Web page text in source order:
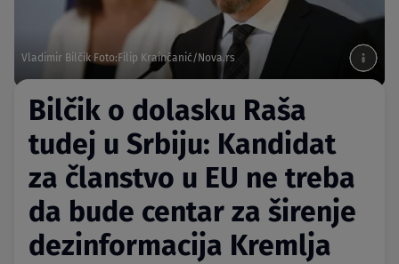
Vladimir Bilčik Foto:Filip Krainčanić/Nova.rs
Bilčik o dolasku Raša
tudej u Srbiju: Kandidat
za članstvo u EU ne treba
da bude centar za širenje
dezinformacija Kremlja